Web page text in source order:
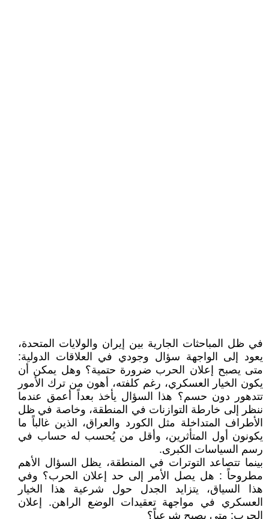
في ظل المباحثات الجارية بين إيران والولايات المتحدة،
يعود إلى الواجهة سؤال وجودي في العلاقات الدولية:
متى يصبح إعلان الحرب ضرورة حتمية؟ وهل يمكن أن
يكون الخيار العسكري، رغم كلفته، أهون من ترك الأمور
تتدهور دون حسم؟ هذا السؤال يأخذ بعداً أعمق عندما
ننظر إلى خارطة التوازنات في المنطقة، وخاصة في ظل
الأطراف المتداخلة مثل الكورد والعراق، الذين غالباً ما
يكونون أول المتأثرين، وأقل من يُحسب له حساب في
رسم السياسات الكبرى.
بينما تتصاعد التوترات في المنطقة، يظل السؤال الأهم
مطروحاً : هل يصل الأمر إلى حد إعلان الحرب؟ وفي
هذا السياق، يتزايد الجدل حول شرعية هذا الخيار
العسكري في مواجهة تعقيدات الوضع الراهن. إعلان
الحرب: متى يصبح شرعياً؟